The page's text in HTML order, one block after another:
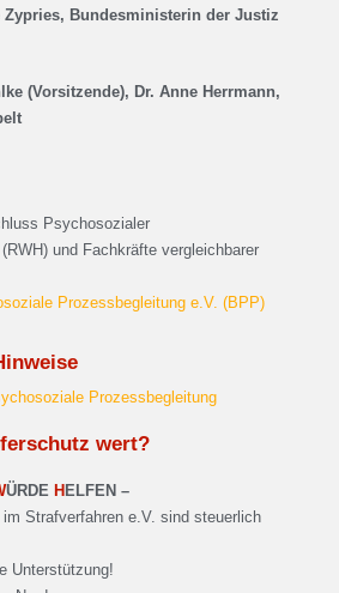
Bundesministerin der Justiz
(Vorsitzende), Dr. Anne Herrmann,
Psychosozialer
und Fachkräfte vergleichbarer
Prozessbegleitung e.V. (BPP)
Prozessbegleitung
wert?
ÜRDE H ELFEN –
Strafverfahren e.V. sind steuerlich
Unterstützung!